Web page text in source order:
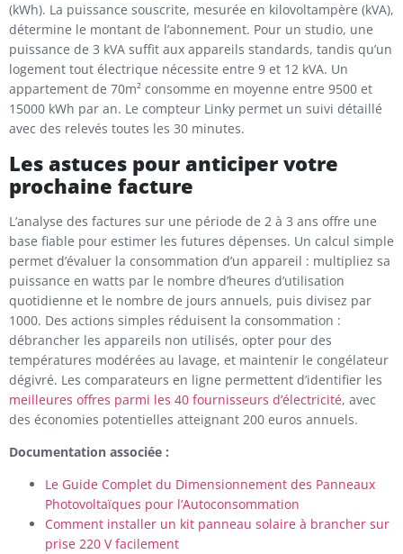
(kWh). La puissance souscrite, mesurée en kilovoltampère (kVA),
détermine le montant de l’abonnement. Pour un studio, une
puissance de 3 kVA suffit aux appareils standards, tandis qu’un
logement tout électrique nécessite entre 9 et 12 kVA. Un
appartement de 70m² consomme en moyenne entre 9500 et
15000 kWh par an. Le compteur Linky permet un suivi détaillé
avec des relevés toutes les 30 minutes.
Les astuces pour anticiper votre
prochaine facture
L’analyse des factures sur une période de 2 à 3 ans offre une
base fiable pour estimer les futures dépenses. Un calcul simple
permet d’évaluer la consommation d’un appareil : multipliez sa
puissance en watts par le nombre d’heures d’utilisation
quotidienne et le nombre de jours annuels, puis divisez par
1000. Des actions simples réduisent la consommation :
débrancher les appareils non utilisés, opter pour des
températures modérées au lavage, et maintenir le congélateur
dégivré. Les comparateurs en ligne permettent d’identifier les
meilleures offres parmi les 40 fournisseurs d’électricité, avec
des économies potentielles atteignant 200 euros annuels.
Documentation associée :
Le Guide Complet du Dimensionnement des Panneaux
Photovoltaïques pour l’Autoconsommation
Comment installer un kit panneau solaire à brancher sur
prise 220 V facilement